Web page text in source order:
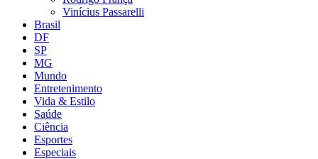
Vinícius Passarelli
Brasil
DF
SP
MG
Mundo
Entretenimento
Vida & Estilo
Saúde
Ciência
Esportes
Especiais